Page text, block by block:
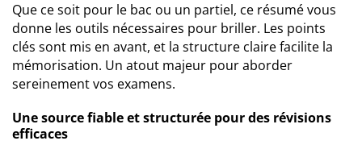
Que ce soit pour le bac ou un partiel, ce résumé vous
donne les outils nécessaires pour briller. Les points
clés sont mis en avant, et la structure claire facilite la
mémorisation. Un atout majeur pour aborder
sereinement vos examens.
Une source fiable et structurée pour des révisions
efficaces